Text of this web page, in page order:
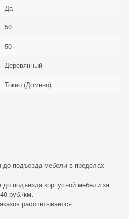
Да
50
50
Деревянный
Токио (Домино)
до подъезда мебели в пределах
до подъезда корпусной мебели за
руб./км.
рассчитывается